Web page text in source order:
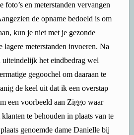
foto’s en meterstanden vervangen
de opname bedoeld is om
kun je niet met je gezonde
lagere meterstanden invoeren. Na
uiteindelijk het eindbedrag wel
gegoochel om daaraan te
de keel uit dat ik een overstap
een voorbeeld aan Ziggo waar
te behouden in plaats van te
genoemde dame Danielle bij